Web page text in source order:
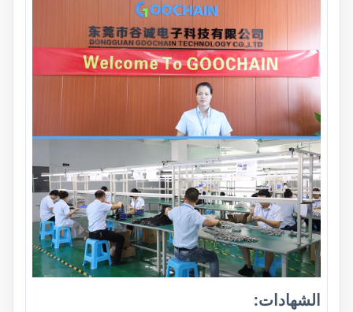
الشهادات: